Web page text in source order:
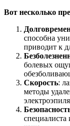
Вот несколько
способна
приводит к
болевых
Скорость:
методы
специалиста